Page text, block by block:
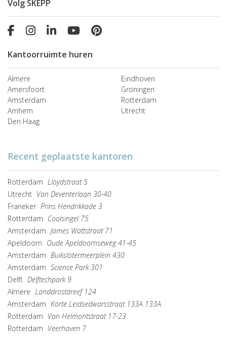
Volg SKEPP
Kantoorruimte huren
Almere
Amersfoort
Amsterdam
Arnhem
Den Haag
Eindhoven
Groningen
Rotterdam
Utrecht
Recent geplaatste kantoren
Rotterdam Lloydstraat 5
Utrecht Van Deventerlaan 30-40
Franeker Prins Hendrikkade 3
Rotterdam Coolsingel 75
Amsterdam James Wattstraat 71
Apeldoorn Oude Apeldoornseweg 41-45
Amsterdam Buikslotermeerplein 430
Amsterdam Science Park 301
Delft Delftechpark 9
Almere Landdrostdreef 124
Amsterdam Korte Leidsedwarsstraat 133A 133A
Rotterdam Van Helmontstraat 17-23
Rotterdam Veerhaven 7